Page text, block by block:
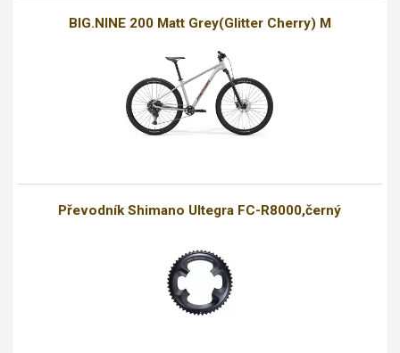
BIG.NINE 200 Matt Grey(Glitter Cherry) M
Převodník Shimano Ultegra FC-R8000,černý